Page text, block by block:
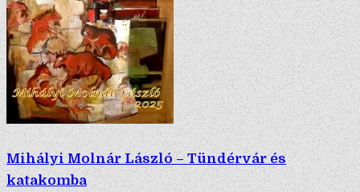
Mihályi Molnár László – Tündérvár és
katakomba